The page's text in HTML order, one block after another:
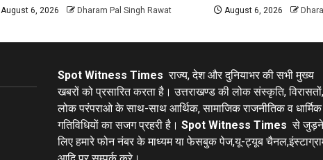
August 6, 2026 Dharam Pal Singh Rawat August 6, 2026
Spot Witness Times राज्य, देश और दुनियाभर की सभी मुख्य
खबरों को प्रसारित करता है। उत्तराखण्ड की लोक संस्कृति, विरासतों,
लोक परंपराओ के साथ-साथ आर्थिक, सामाजिक राजनीतिक व धार्मिक
गतिविधियों का सजग प्रहरी है। Spot Witness Times से
लिए हमारे फोन नंबर के माध्यम या फेसबुक पेज,यू-ट्यूब